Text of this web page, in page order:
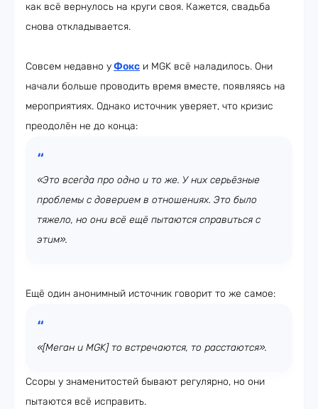
как всё вернулось на круги своя. Кажется, свадьба
снова откладывается.
Совсем недавно уФокс и MGK всё наладилось. Они
начали больше проводить время вместе, появляясь на
мероприятиях. Однако источник уверяет, что кризис
преодолён не до конца:
«Это всегда про одно и то же. У них серьёзные
проблемы с доверием в отношениях. Это было
тяжело, но они всё ещё пытаются справиться с
этим».
Ещё один анонимный источник говорит то же самое:
«[Меган и MGK] то встречаются, то расстаются».
Ссоры у знаменитостей бывают регулярно, но они
пытаются всё исправить.